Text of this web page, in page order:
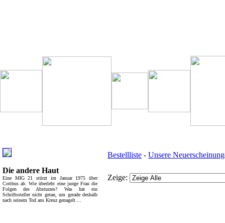
Die andere Haut
Eine MIG 21 stürzt im Januar 1975 über
Cottbus ab. Wie überlebt eine junge Frau die
Folgen des Absturzes? Was hat ein
Schriftssteller nicht getan, um gerade deshalb
nach seinem Tod ans Kreuz genagelt ...
Bestellliste - Unsere
Zeige: